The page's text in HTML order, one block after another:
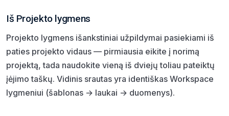
Iš Projekto lygmens
Projekto lygmens išankstiniai užpildymai pasiekiami iš
paties projekto vidaus — pirmiausia eikite į norimą
projektą, tada naudokite vieną iš dviejų toliau pateiktų
įėjimo taškų. Vidinis srautas yra identiškas Workspace
lygmeniui (šablonas → laukai → duomenys).